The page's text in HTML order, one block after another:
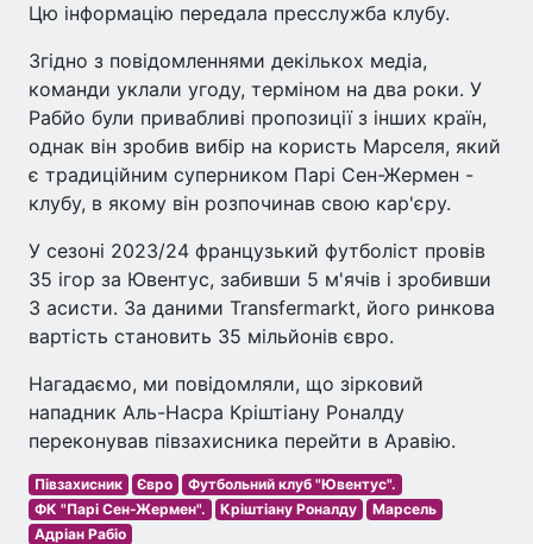
Цю інформацію передала пресслужба клубу.
Згідно з повідомленнями декількох медіа,
команди уклали угоду, терміном на два роки. У
Рабйо були привабливі пропозиції з інших країн,
однак він зробив вибір на користь Марселя, який
є традиційним суперником Парі Сен-Жермен -
клубу, в якому він розпочинав свою кар'єру.
У сезоні 2023/24 французький футболіст провів
35 ігор за Ювентус, забивши 5 м'ячів і зробивши
3 асисти. За даними Transfermarkt, його ринкова
вартість становить 35 мільйонів євро.
Нагадаємо, ми повідомляли, що зірковий
нападник Аль-Насра Кріштіану Роналду
переконував півзахисника перейти в Аравію.
Півзахисник Євро
Футбольний клуб "Ювентус".
ФК "Парі Сен-Жермен".
Кріштіану Роналду
Марсель
Адріан Рабіо